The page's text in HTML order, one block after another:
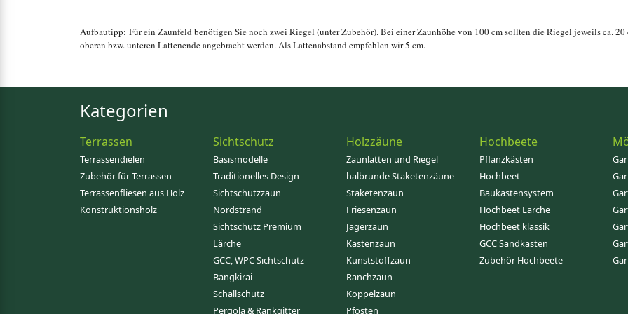
Aufbautipp: Für ein Zaunfeld benötigen Sie noch zwei Riegel (unter Zubehör). Bei einer Zaunhöhe von 100 cm sollten die Riegel jeweils ca. 20
oberen bzw. unteren Lattenende angebracht werden. Als Lattenabstand empfehlen wir 5 cm.
Kategorien
Terrassen
Terrassendielen
Zubehör für Terrassen
Terrassenfliesen aus Holz
Konstruktionsholz
Sichtschutz
Basismodelle
Traditionelles Design
Sichtschutzzaun
Nordstrand
Sichtschutz Premium
Lärche
GCC, WPC Sichtschutz
Bangkirai
Schallschutz
Pergola & Rankgitter
Holzzäune
Zaunlatten und Riegel
halbrunde Staketenzäune
Staketenzaun
Friesenzaun
Jägerzaun
Kastenzaun
Kunststoffzaun
Ranchzaun
Koppelzaun
Pfosten
Hochbeete
Pflanzkästen
Hochbeet
Baukastensystem
Hochbeet Lärche
Hochbeet klassik
GCC Sandkasten
Zubehör Hochbeete